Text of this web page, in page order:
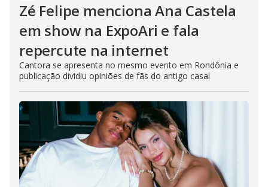
Zé Felipe menciona Ana Castela
em show na ExpoAri e fala
repercute na internet
Cantora se apresenta no mesmo evento em Rondônia e
publicação dividiu opiniões de fãs do antigo casal